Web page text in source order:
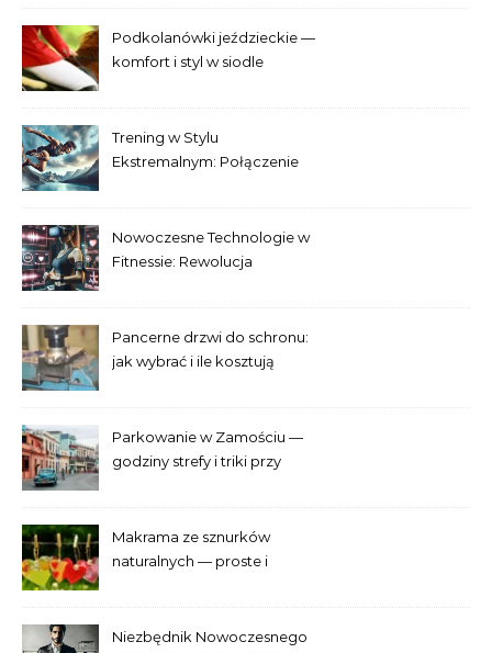
Podkolanówki jeździeckie —
komfort i styl w siodle
Trening w Stylu
Ekstremalnym: Połączenie
Nowoczesne Technologie w
Fitnessie: Rewolucja
Pancerne drzwi do schronu:
jak wybrać i ile kosztują
Parkowanie w Zamościu —
godziny strefy i triki przy
Makrama ze sznurków
naturalnych — proste i
Niezbędnik Nowoczesnego